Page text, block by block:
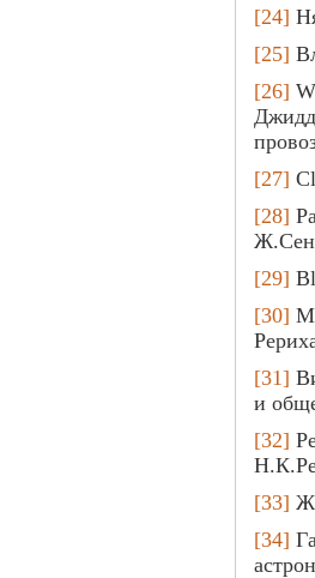
[24]
[25]
[26]
[27]
[28]
[29]
[30]
[31]
и
[32]
[33]
[34]